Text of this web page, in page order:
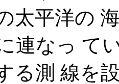
太平洋の
連なっ て
る測 線を